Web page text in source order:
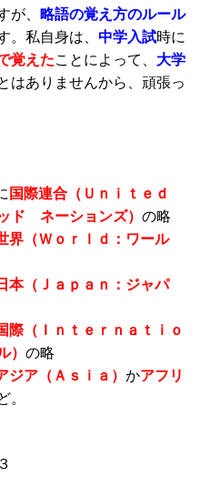
が、 略語の覚え方のルール
。私自身は、 中学入試時に
覚えたことによって、 大学
はありませんから、頑張っ
国際連合（Ｕｎｉｔｅｄ
ド ネーションズ） の略
界（Ｗｏｒｌｄ：ワール
本（Ｊａｐａｎ：ジャパ
際（Ｉｎｔｅｒｎａｔｉｏ
） の略
ジア（Ａｓｉａ） かアフリ
。